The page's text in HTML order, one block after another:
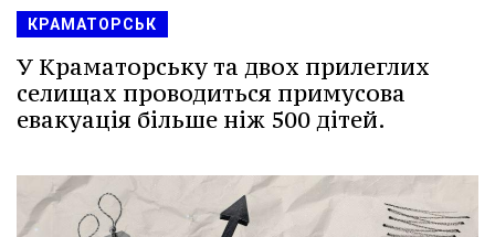
КРАМАТОРСЬК
У Краматорську та двох прилеглих
селищах проводиться примусова
евакуація більше ніж 500 дітей.